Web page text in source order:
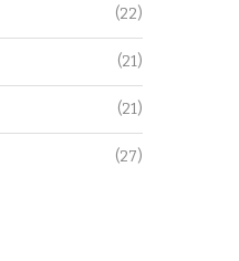
(22)
(21)
(21)
(27)